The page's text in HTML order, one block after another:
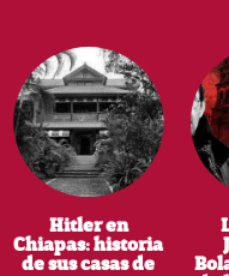
Hitler en
Chiapas: historia
de sus casas de